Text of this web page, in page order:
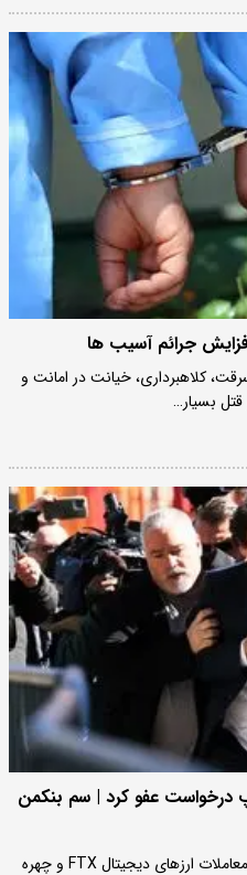
جرائم آسیب ها
کلاهبرداری، خیانت در امانت و
بسیار…
درخواست عفو کرد | سم بنکمن
سم بنکمن فرید، بنیان‌گذار سابق پلتفرم معاملات ارزهای دیجیتال FTX و چهره